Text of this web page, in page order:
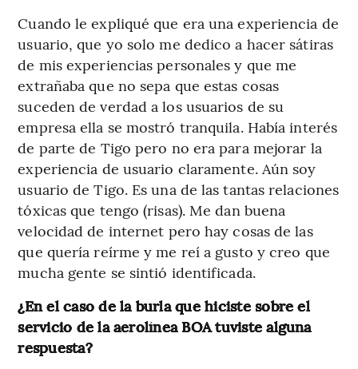
Cuando le expliqué que era una experiencia de
usuario, que yo solo me dedico a hacer sátiras
de mis experiencias personales y que me
extrañaba que no sepa que estas cosas
suceden de verdad a los usuarios de su
empresa ella se mostró tranquila. Había interés
de parte de Tigo pero no era para mejorar la
experiencia de usuario claramente. Aún soy
usuario de Tigo. Es una de las tantas relaciones
tóxicas que tengo (risas). Me dan buena
velocidad de internet pero hay cosas de las
que quería reírme y me reí a gusto y creo que
mucha gente se sintió identificada.
¿En el caso de la burla que hiciste sobre el
servicio de la aerolínea BOA tuviste alguna
respuesta?